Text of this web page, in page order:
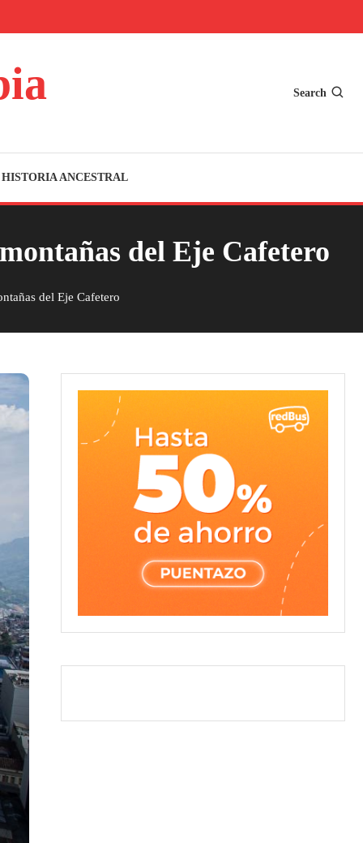
Search
HISTORIA ANCESTRAL
del Eje Cafetero
del Eje Cafetero